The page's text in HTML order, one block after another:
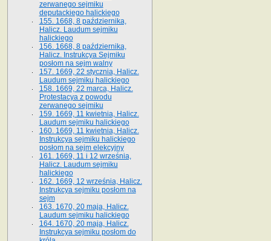
zerwanego sejmiku
deputackiego halickiego
155. 1668, 8 października,
Halicz. Laudum sejmiku
halickiego
156. 1668, 8 października,
Halicz. Instrukcya Sejmiku
posłom na sejm walny
157. 1669, 22 stycznia, Halicz.
Laudum sejmiku halickiego
158. 1669, 22 marca, Halicz.
Protestacya z powodu
zerwanego sejmiku
159. 1669, 11 kwietnia, Halicz.
Laudum sejmiku halickiego
160. 1669, 11 kwietnia, Halicz.
Instrukcya sejmiku halickiego
posłom na sejm elekcyjny
161. 1669, 11 i 12 września,
Halicz. Laudum sejmiku
halickiego
162. 1669, 12 września, Halicz.
Instrukcya sejmiku posłom na
sejm
163. 1670, 20 maja, Halicz.
Laudum sejmiku halickiego
164. 1670, 20 maja, Halicz.
Instrukcya sejmiku posłom do